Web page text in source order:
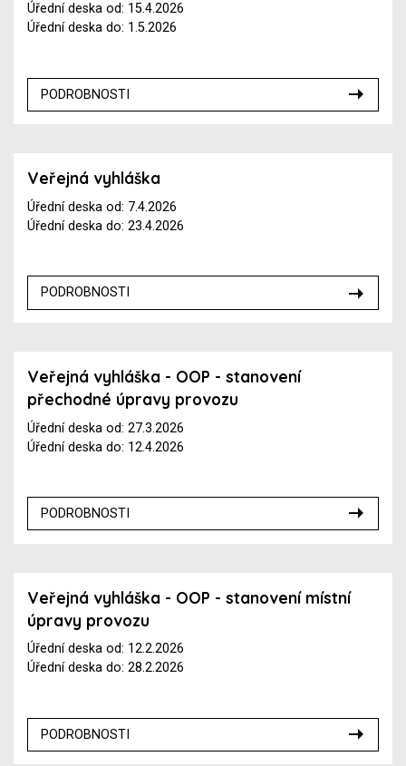
Úřední deska od: 15.4.2026
Úřední deska do: 1.5.2026
PODROBNOSTI
Veřejná vyhláška
Úřední deska od: 7.4.2026
Úřední deska do: 23.4.2026
PODROBNOSTI
Veřejná vyhláška - OOP - stanovení
přechodné úpravy provozu
Úřední deska od: 27.3.2026
Úřední deska do: 12.4.2026
PODROBNOSTI
Veřejná vyhláška - OOP - stanovení místní
úpravy provozu
Úřední deska od: 12.2.2026
Úřední deska do: 28.2.2026
PODROBNOSTI